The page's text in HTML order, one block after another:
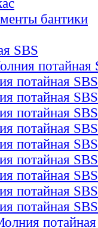
бантики
SBS
потайная
потайная SBS
потайная SBS
потайная SBS
потайная SBS
потайная SBS
потайная SBS
потайная SBS
потайная SBS
потайная SBS